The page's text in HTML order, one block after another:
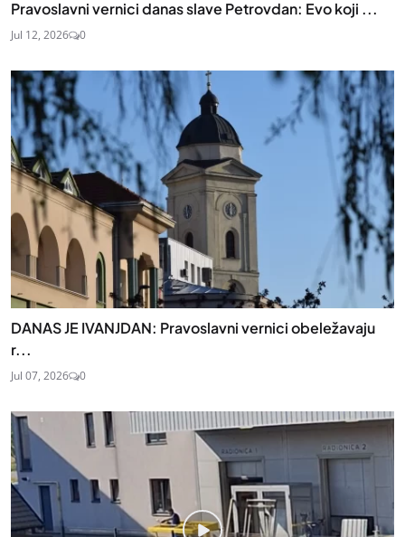
Pravoslavni vernici danas slave Petrovdan: Evo koji ...
Jul 12, 2026 0
DANAS JE IVANJDAN: Pravoslavni vernici obeležavaju
r...
Jul 07, 2026 0